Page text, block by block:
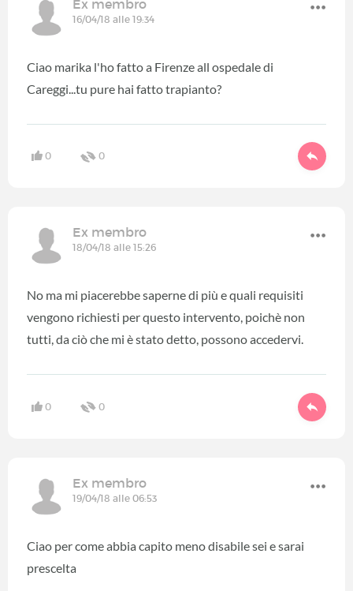
Ex membro
16/04/18 alle 19:34
Ciao marika l'ho fatto a Firenze all ospedale di
Careggi...tu pure hai fatto trapianto?
0 0
Ex membro
18/04/18 alle 15:26
No ma mi piacerebbe saperne di più e quali requisiti
vengono richiesti per questo intervento, poichè non
tutti, da ciò che mi è stato detto, possono accedervi.
0 0
Ex membro
19/04/18 alle 06:53
Ciao per come abbia capito meno disabile sei e sarai
prescelta